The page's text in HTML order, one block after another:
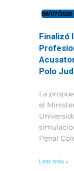
08/07/2026
Finalizó
Polo
La
el
Penal
Leer más »